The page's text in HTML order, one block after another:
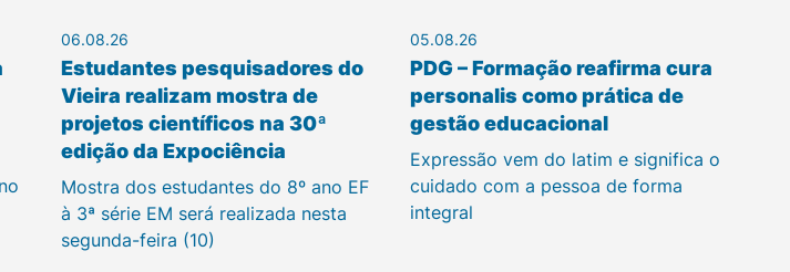
06.08.26
Estudantes pesquisadores do
Vieira realizam mostra de
projetos científicos na 30ª
edição da Expociência
Mostra dos estudantes do 8º ano EF
à 3ª série EM será realizada nesta
segunda-feira (10)
05.08.26
PDG – Formação reafirma cura
personalis como prática de
gestão educacional
Expressão vem do latim e significa o
cuidado com a pessoa de forma
integral